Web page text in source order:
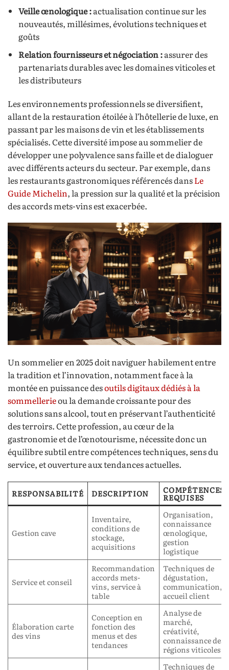
Veille œnologique :actualisation continue sur les
nouveautés, millésimes, évolutions techniques et
goûts
Relation fournisseurs et négociation :assurer des
partenariats durables avec les domaines viticoles et
les distributeurs
Les environnements professionnels se diversifient,
allant de la restauration étoilée à l’hôtellerie de luxe, en
passant par les maisons de vin et les établissements
spécialisés. Cette diversité impose au sommelier de
développer une polyvalence sans faille et de dialoguer
avec différents acteurs du secteur. Par exemple, dans
les restaurants gastronomiques référencés dansLe
Guide Michelin, la pression sur la qualité et la précision
des accords mets-vins est exacerbée.
Un sommelier en 2025 doit naviguer habilement entre
la tradition et l’innovation, notamment face à la
montée en puissance desoutils digitaux dédiés à la
sommellerieou la demande croissante pour des
solutions sans alcool, tout en préservant l’authenticité
des terroirs. Cette profession, au cœur de la
gastronomie et de l’œnotourisme, nécessite donc un
équilibre subtil entre compétences techniques, sens du
service, et ouverture aux tendances actuelles.
RESPONSABILITÉ DESCRIPTION COMPÉTENCES
REQUISES
Gestion cave
Inventaire,
conditions de
stockage,
acquisitions
Organisation,
connaissance
œnologique,
gestion
logistique
Service et conseil
Recommandation
accords mets-
vins, service à
table
Techniques de
dégustation,
communication,
accueil client
Élaboration carte
des vins
Conception en
fonction des
menus et des
tendances
Analyse de
marché,
créativité,
connaissance des
régions viticoles
Techniques de